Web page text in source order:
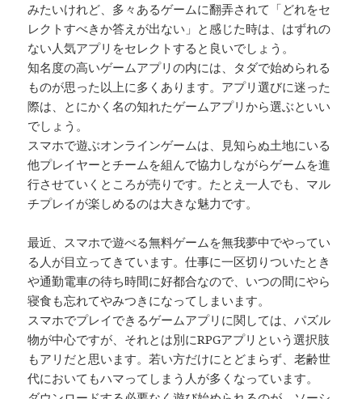
みたいけれど、多々あるゲームに翻弄されて「どれをセ
レクトすべきか答えが出ない」と感じた時は、はずれの
ない人気アプリをセレクトすると良いでしょう。
知名度の高いゲームアプリの内には、タダで始められる
ものが思った以上に多くあります。アプリ選びに迷った
際は、とにかく名の知れたゲームアプリから選ぶといい
でしょう。
スマホで遊ぶオンラインゲームは、見知らぬ土地にいる
他プレイヤーとチームを組んで協力しながらゲームを進
行させていくところが売りです。たとえ一人でも、マル
チプレイが楽しめるのは大きな魅力です。
最近、スマホで遊べる無料ゲームを無我夢中でやってい
る人が目立ってきています。仕事に一区切りついたとき
や通勤電車の待ち時間に好都合なので、いつの間にやら
寝食も忘れてやみつきになってしまいます。
スマホでプレイできるゲームアプリに関しては、パズル
物が中心ですが、それとは別にRPGアプリという選択肢
もアリだと思います。若い方だけにとどまらず、老齢世
代においてもハマってしまう人が多くなっています。